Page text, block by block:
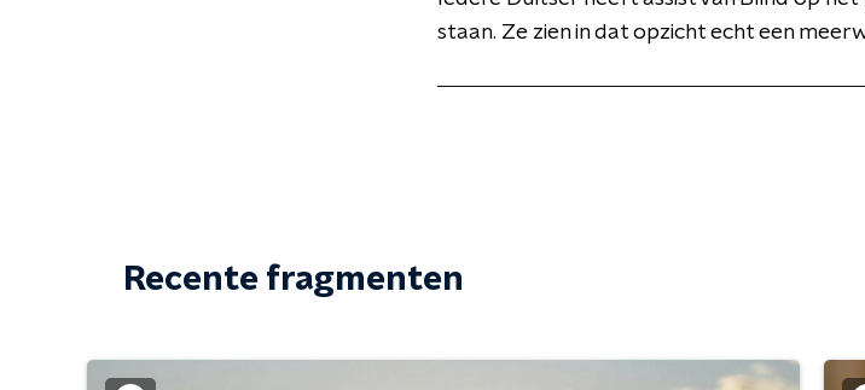
staan. Ze zien in dat opzicht echt een
Recente fragmenten